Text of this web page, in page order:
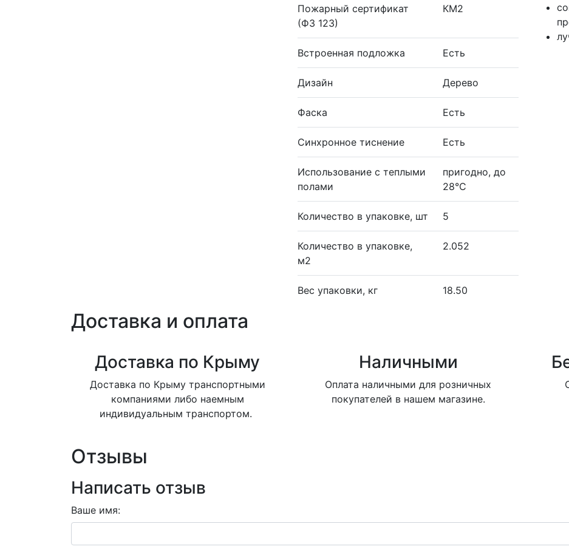
Пожарный сертификат
(ФЗ 123)
КМ2
Встроенная подложка Есть
Дизайн Дерево
Фаска Есть
Синхронное тиснение Есть
Использование с теплыми
полами
пригодно, до
28°С
Количество в упаковке, шт 5
Количество в упаковке,
м2
2.052
Вес упаковки, кг 18.50
Доставка и оплата
Доставка по Крыму
Доставка по Крыму транспортными
компаниями либо наемным
индивидуальным транспортом.
Наличными
Оплата наличными для розничных
покупателей в нашем магазине.
Отзывы
Написать отзыв
Ваше имя: